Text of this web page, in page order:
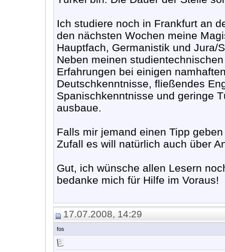
Ich studiere noch in Frankfurt an
den nächsten Wochen meine
Hauptfach, Germanistik und Jura/
Neben meinen
Erfahrungen bei einigen
Deutschkenntnisse, fließendes
Spanischkenntnisse und geringe
ausbaue.
Falls mir jemand einen Tipp
Zufall es will natürlich auch über
Gut, ich wünsche allen Lesern
bedanke mich für Hilfe im Voraus!
17.07.2008, 14:29
fos